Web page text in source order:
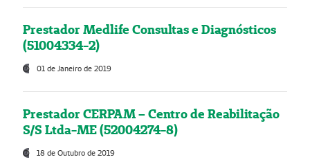
Prestador Medlife Consultas e Diagnósticos
(51004334-2)
01 de Janeiro de 2019
Prestador CERPAM – Centro de Reabilitação
S/S Ltda-ME (52004274-8)
18 de Outubro de 2019